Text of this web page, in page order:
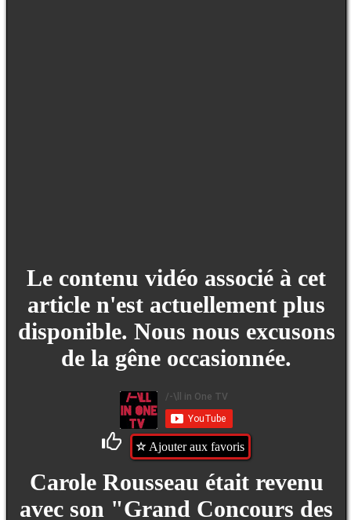
Le contenu vidéo associé à cet
article n'est actuellement plus
disponible. Nous nous excusons
de la gêne occasionnée.
Ajouter aux favoris
Carole Rousseau était revenu
avec son "Grand Concours des